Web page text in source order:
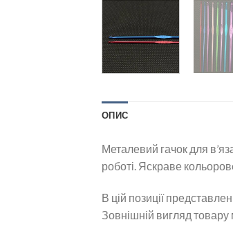
ОПИС
Металевий гачок для
роботі. Яскраве
В цій позиції
Зовнішній вигляд товару